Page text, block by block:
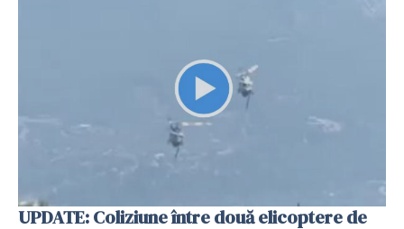
UPDATE: Coliziune între două elicoptere de